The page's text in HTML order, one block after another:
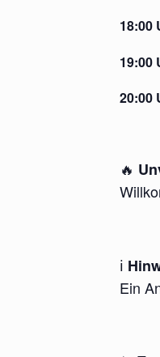
18:00
19:00
20:00
🔥
ℹ️
Ein